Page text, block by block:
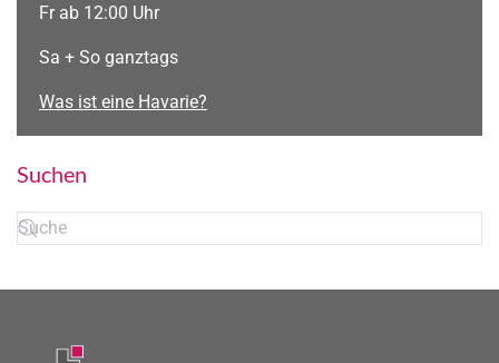
Fr ab 12:00 Uhr
Sa + So ganztags
Was ist eine Havarie?
Suchen